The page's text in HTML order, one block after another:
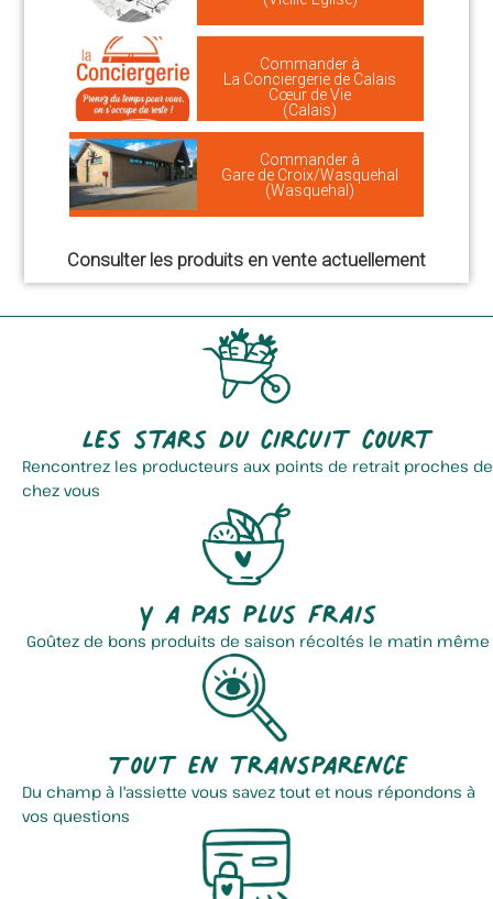
Commander à
La Conciergerie de Calais
Cœur de Vie
(Calais)
Commander à
Gare de Croix/Wasquehal
(Wasquehal)
Consulter les produits en vente actuellement
Les stars du circuit court
Rencontrez les producteurs aux points de retrait proches de
chez vous
Y a pas plus frais
Goûtez de bons produits de saison récoltés le matin même
Tout en transparence
Du champ à l'assiette vous savez tout et nous répondons à
vos questions